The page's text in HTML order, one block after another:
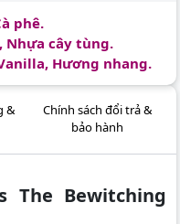
&
Chính sách đổi trả &
bảo hành
The Bewitching
phê.
Nhựa cây tùng.
Hương nhang.